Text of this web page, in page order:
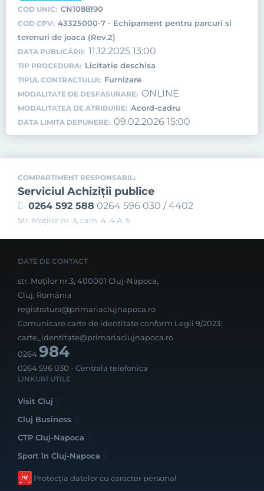
COD UNIC: CN1088190
COD CPV: 43325000-7 - Echipament pentru parcuri si
terenuri de joaca (Rev.2)
DATA PUBLICĂRII: 11.12.2025 13:00
TIP PROCEDURA: Licitatie deschisa
TIPUL CONTRACTULUI: Furnizare
MODALITATE DE DESFASURARE: ONLINE
MODALITATEA DE ATRIBUIRE: Acord-cadru
DATA LIMITA DEPUNERE: 09.02.2026 15:00
COMPARTIMENT RESPONSABIL:
Serviciul Achiziţii publice
0264 592 588 0264 596 030 / 4402
Str. Moţilor nr. 3, cam. 4, 4 A, 5
DATE DE CONTACT
str. Moților nr.3, 400001 Cluj-Napoca,
Cluj, România
registratura@primariaclujnapoca.ro
Comunicare carte de identitate conform Legii 9/2023:
carte_identitate@primariaclujnapoca.ro
0264984
0264 596 030 - Centrala telefonica
LINKURI UTILE
Visit Cluj
Cluj Business
CTP Cluj-Napoca
Sport în Cluj-Napoca
Protecția datelor cu caracter personal